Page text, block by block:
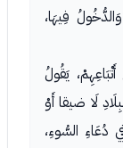
فِيهَا،
يَقُولُ
لَا ضيقا أَوْ
دُعَاءِ السُّوءِ،